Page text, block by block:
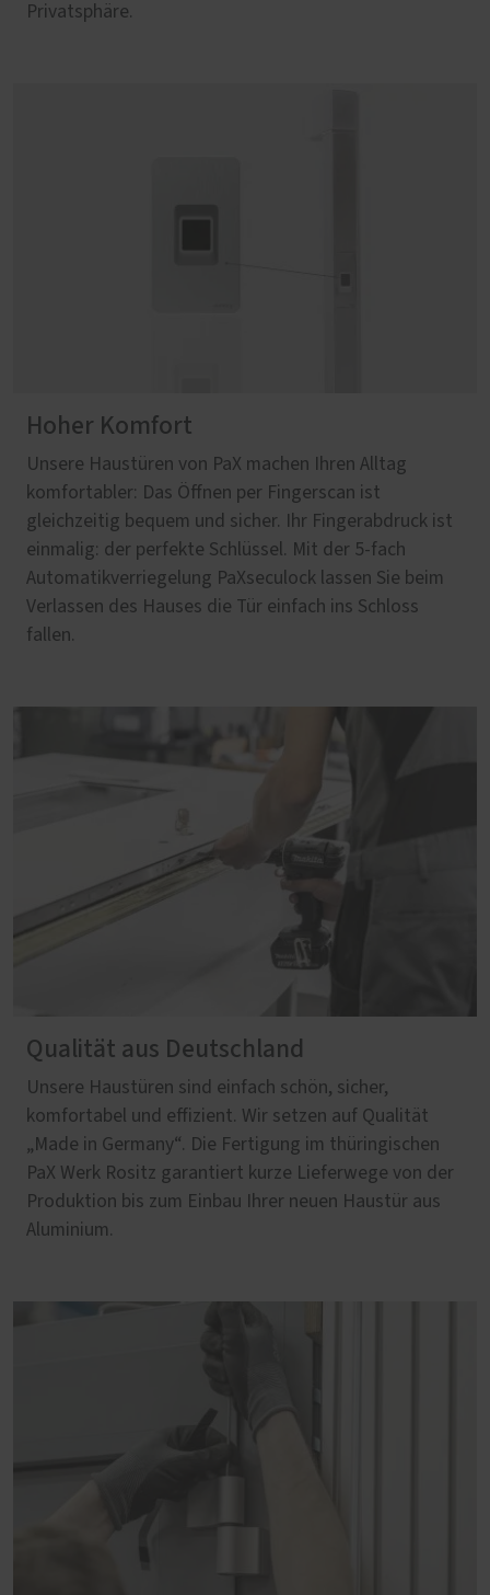
Privatsphäre.
Hoher Komfort
Unsere Haustüren von PaX machen Ihren Alltag
komfortabler: Das Öffnen per Fingerscan ist
gleichzeitig bequem und sicher. Ihr Fingerabdruck ist
einmalig: der perfekte Schlüssel. Mit der 5-fach
Automatikverriegelung PaXseculock lassen Sie beim
Verlassen des Hauses die Tür einfach ins Schloss
fallen.
Qualität aus Deutschland
Unsere Haustüren sind einfach schön, sicher,
komfortabel und effizient. Wir setzen auf Qualität
„Made in Germany“. Die Fertigung im thüringischen
PaX Werk Rositz garantiert kurze Lieferwege von der
Produktion bis zum Einbau Ihrer neuen Haustür aus
Aluminium.